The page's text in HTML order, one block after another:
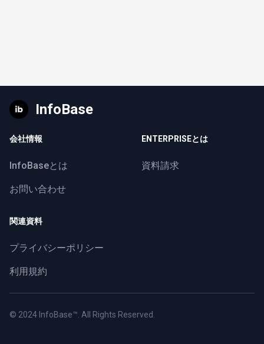
InfoBase
会社情報
InfoBaseとは
お問い合わせ
ENTERPRISEとは
資料請求
関連資料
プライバシーポリシー
利用規約
© 2024 InfoBase™ . All Rights Reserved.